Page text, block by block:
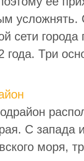
сети города
Три
С запада
моря,